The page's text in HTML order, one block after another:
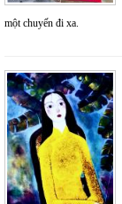
một chuyến đi xa.